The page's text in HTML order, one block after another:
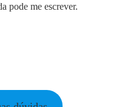
pode me escrever.